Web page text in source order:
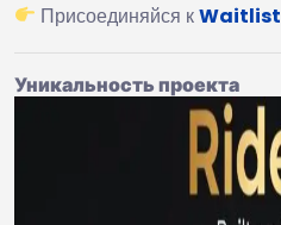
Присоединяйся кWaitlist
Уникальность проекта